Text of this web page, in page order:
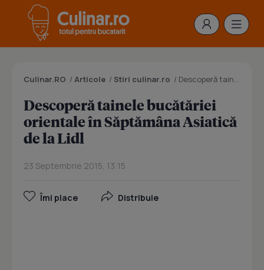
Culinar.RO / Articole / Stiri culinar.ro / Descoperă tainele bucătăriei orientale în Săptămâna Asiatică de la Lidl
Descoperă tainele bucătăriei
orientale în Săptămâna Asiatică
de la Lidl
23 Septembrie 2015, 13:15
Îmi place Distribuie